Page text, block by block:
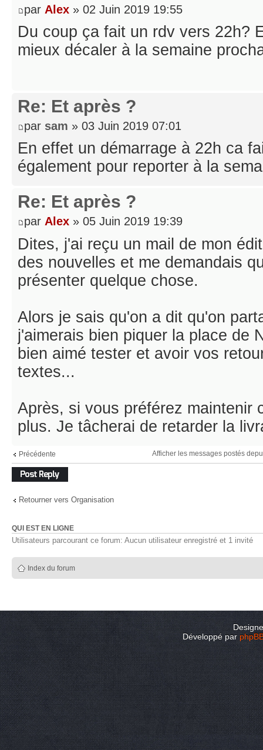
par Alex » 02 Juin 2019 19:55
Du coup ça fait un rdv vers 22h?
mieux décaler à la semaine
Re: Et après ?
par sam » 03 Juin 2019 07:01
En effet un démarrage à 22h ca
également pour reporter à la
Re: Et après ?
par Alex » 05 Juin 2019 19:39
Dites, j'ai reçu un mail de mon
des nouvelles et me demandais
présenter quelque chose.
Alors je sais qu'on a dit qu'on
j'aimerais bien piquer la place de
bien aimé tester et avoir vos
textes...
Après, si vous préférez maintenir
plus. Je tâcherai de retarder la
Précédente Afficher les messages postés
Répondre
Retourner vers Organisation
QUI EST EN LIGNE
Utilisateurs parcourant ce forum: Aucun utilisateur enregistré et 1 invité
Index du forum
Développé par